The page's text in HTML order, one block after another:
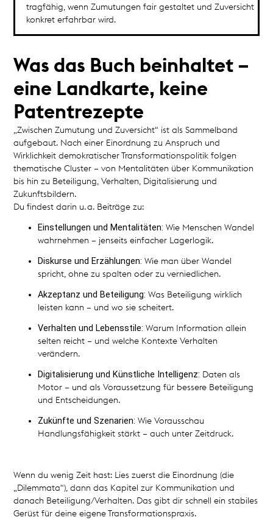
tragfähig, wenn Zumutungen fair gestaltet und Zuversicht
konkret erfahrbar wird.
Was das Buch beinhaltet –
eine Landkarte, keine
Patentrezepte
„Zwischen Zumutung und Zuversicht“ ist als Sammelband
aufgebaut. Nach einer Einordnung zu Anspruch und
Wirklichkeit demokratischer Transformationspolitik folgen
thematische Cluster – von Mentalitäten über Kommunikation
bis hin zu Beteiligung, Verhalten, Digitalisierung und
Zukunftsbildern.
Du findest darin u. a. Beiträge zu:
Einstellungen und Mentalitäten: Wie Menschen Wandel
wahrnehmen – jenseits einfacher Lagerlogik.
Diskurse und Erzählungen: Wie man über Wandel
spricht, ohne zu spalten oder zu verniedlichen.
Akzeptanz und Beteiligung: Was Beteiligung wirklich
leisten kann – und wo sie scheitert.
Verhalten und Lebensstile: Warum Information allein
selten reicht – und welche Kontexte Verhalten
verändern.
Digitalisierung und Künstliche Intelligenz: Daten als
Motor – und als Voraussetzung für bessere Beteiligung
und Entscheidungen.
Zukünfte und Szenarien: Wie Vorausschau
Handlungsfähigkeit stärkt – auch unter Zeitdruck.
Wenn du wenig Zeit hast: Lies zuerst die Einordnung (die
„Dilemmata“), dann das Kapitel zur Kommunikation und
danach Beteiligung/Verhalten. Das gibt dir schnell ein stabiles
Gerüst für deine eigene Transformationspraxis.